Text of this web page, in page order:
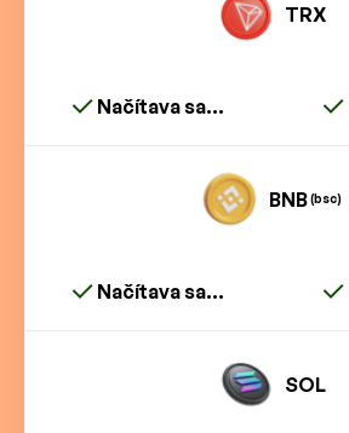
TRX
Načítava sa...
BNB(bsc)
Načítava sa...
SOL